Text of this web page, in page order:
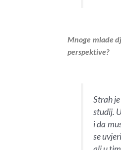
Mnoge mlade
perspektive?
Strah
studij.
i da
se